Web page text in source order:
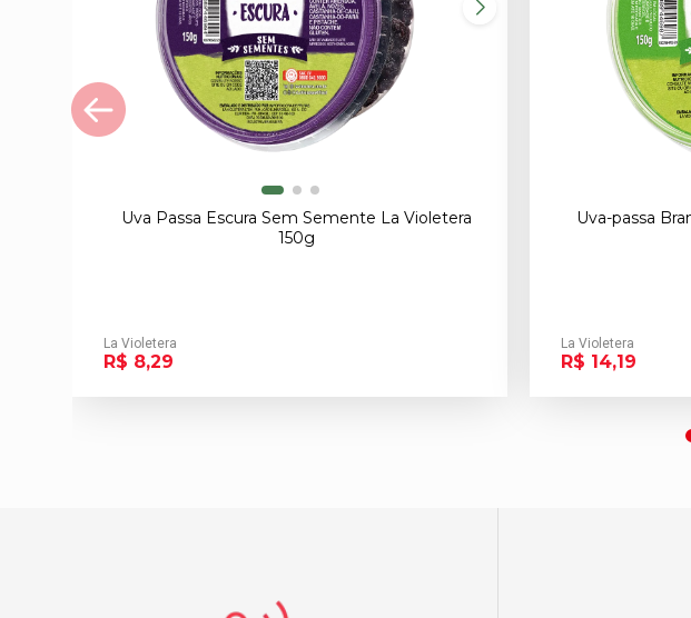
Uva Passa Escura Sem Semente La Violetera
150g
La Violetera
R$ 8,29
Uva-passa
La Violetera
R$ 14,19